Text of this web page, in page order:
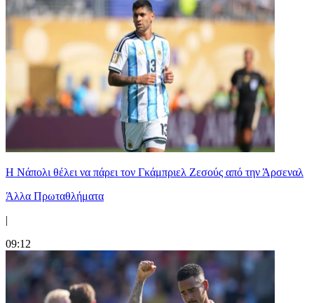
Η Νάπολι θέλει να πάρει τον Γκάμπριελ Ζεσούς από την Άρσεναλ
Άλλα Πρωταθλήματα
|
09:12